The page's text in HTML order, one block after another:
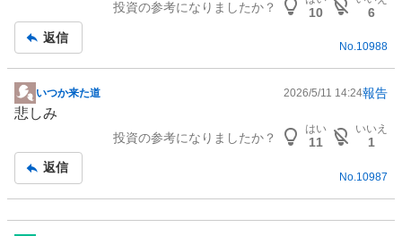
事
投資の参考になりましたか？ 10
6
返信
No.10988
掲
示
事
いつか来た道 2026/5/11 14:24報告
悲しみ
投資の参考になりましたか？
はい
11
いいえ
1
返信
No. 10987